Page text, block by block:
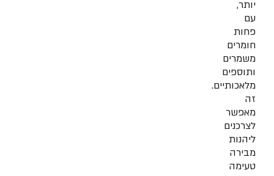
יותר,
עם
פחות
חומרים
משמרים
ותוספים
מלאכותיים.
זה
מאפשר
לצרכנים
ליהנות
מבירה
טעימה